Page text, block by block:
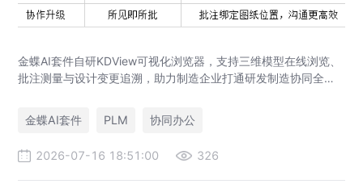
金蝶AI套件自研KDView可视化浏览器，支持三维模型在线浏览、
批注测量与设计变更追溯，助力制造企业打通研发制造协同全链
金蝶AI套件
PLM 协同办公
2026-07-16 18:51:00 326